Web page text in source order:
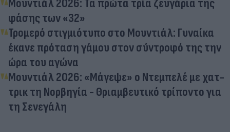
Μουντιάλ 2026: Τα πρώτα τρία ζευγάρια της
φάσης των «32»
Τρομερό στιγμιότυπο στο Μουντιάλ: Γυναίκα
έκανε πρόταση γάμου στον σύντροφό της την
ώρα του αγώνα
Μουντιάλ 2026: «Μάγεψε» ο Ντεμπελέ με χατ-
τρικ τη Νορβηγία - Θριαμβευτικό τρίποντο για
τη Σενεγάλη